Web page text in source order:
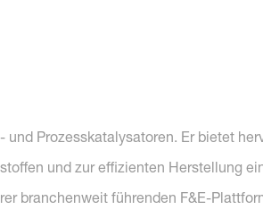
Prozesskatalysatoren. Er bietet
und zur effizienten Herstellung
branchenweit führenden F&E-